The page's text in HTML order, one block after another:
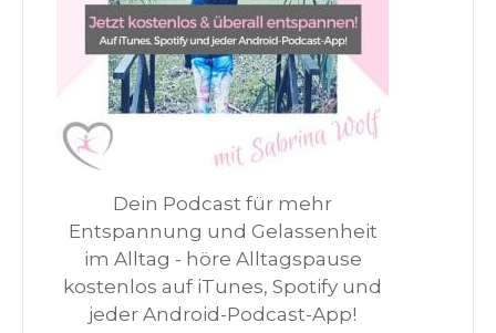
Dein Podcast für mehr
Entspannung und Gelassenheit
im Alltag - höre Alltagspause
kostenlos auf iTunes, Spotify und
jeder Android-Podcast-App!